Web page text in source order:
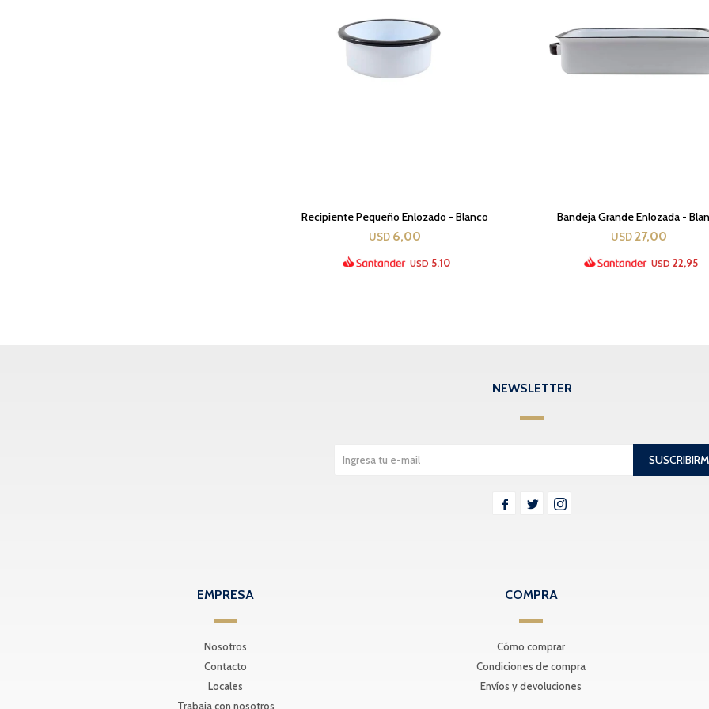
Recipiente Pequeño Enlozado - Blanco
USD 6,00
USD 5,10
Bandeja Grande Enlozada -
USD 27,00
USD 22,95
EMPRESA
Nosotros
Contacto
Locales
Trabaja con nosotros
COMPRA
Cómo comprar
Condiciones de compra
Envíos y devoluciones
NEWSLETTER
  